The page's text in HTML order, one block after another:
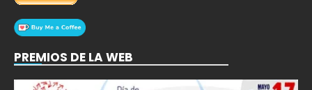
PREMIOS DE LA WEB